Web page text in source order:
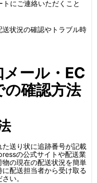
にご連絡いただくこと
状況の確認やトラブル時
ール・EC
の確認方法
送り状に追跡番号が記載
の公式サイトや配送業
の現在の配送状況を簡単
配送担当者から受け取る
い。